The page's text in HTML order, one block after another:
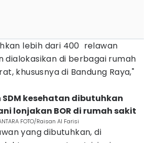
lebih dari 400 relawan
dialokasikan di berbagai rumah
khususnya di Bandung Raya,"
SDM kesehatan dibutuhkan
lonjakan BOR di rumah sakit
FOTO/Raisan Al Farisi
yang dibutuhkan, di